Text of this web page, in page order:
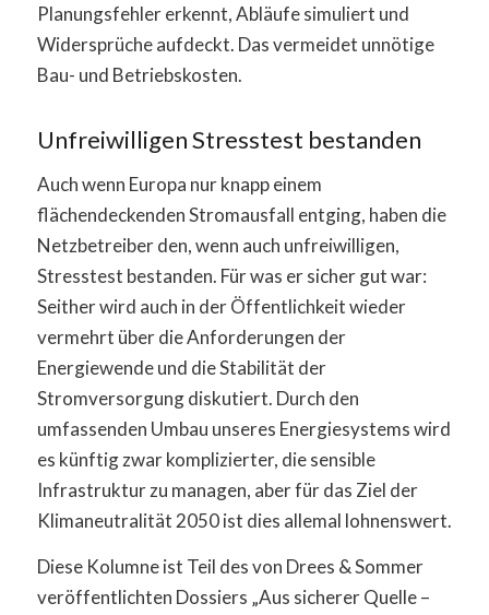
Planungsfehler erkennt, Abläufe simuliert und
Widersprüche aufdeckt. Das vermeidet unnötige
Bau- und Betriebskosten.
Unfreiwilligen Stresstest bestanden
Auch wenn Europa nur knapp einem
flächendeckenden Stromausfall entging, haben die
Netzbetreiber den, wenn auch unfreiwilligen,
Stresstest bestanden. Für was er sicher gut war:
Seither wird auch in der Öffentlichkeit wieder
vermehrt über die Anforderungen der
Energiewende und die Stabilität der
Stromversorgung diskutiert. Durch den
umfassenden Umbau unseres Energiesystems wird
es künftig zwar komplizierter, die sensible
Infrastruktur zu managen, aber für das Ziel der
Klimaneutralität 2050 ist dies allemal lohnenswert.
Diese Kolumne ist Teil des von Drees & Sommer
veröffentlichten Dossiers „Aus sicherer Quelle –